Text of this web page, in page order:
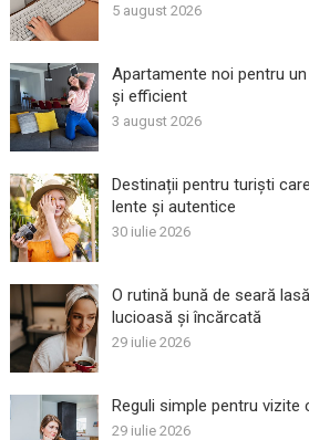
5 august 2026
Apartamente noi pentru
și efficient
3 august 2026
Destinații pentru turiști
lente și autentice
30 iulie 2026
O rutină bună de seară
lucioasă și încărcată
29 iulie 2026
Reguli simple pentru vizite
29 iulie 2026